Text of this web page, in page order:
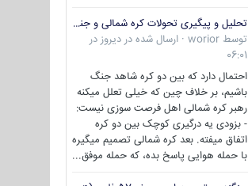
تحلیل و پیگیری تحولات کره شمالی و جنوبی
توسط worior
· ارسال شده در دیروز در
06:01
احتمال دارد که بین دو کره شاهد جنگ
باشیم، بر خلاف چین که خیلی تعلل میکنه
رهبر کره شمالی اهل فرصت سوزی نیست:
- بزودی یه درگیری کوچک بین دو کره
اتفاق میفته. بعد کره شمالی تصمیم میگیره
با حمله هوایی پاسخ بده، که حمله موفق...